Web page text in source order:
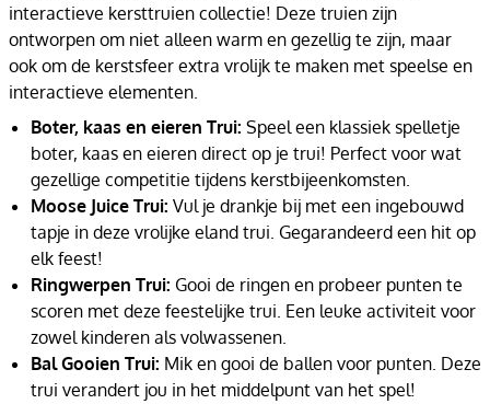
interactieve kersttruien collectie! Deze truien zijn
ontworpen om niet alleen warm en gezellig te zijn, maar
ook om de kerstsfeer extra vrolijk te maken met speelse en
interactieve elementen.
Boter, kaas en eieren Trui: Speel een klassiek spelletje
boter, kaas en eieren direct op je trui! Perfect voor wat
gezellige competitie tijdens kerstbijeenkomsten.
Moose Juice Trui: Vul je drankje bij met een ingebouwd
tapje in deze vrolijke eland trui. Gegarandeerd een hit op
elk feest!
Ringwerpen Trui: Gooi de ringen en probeer punten te
scoren met deze feestelijke trui. Een leuke activiteit voor
zowel kinderen als volwassenen.
Bal Gooien Trui: Mik en gooi de ballen voor punten. Deze
trui verandert jou in het middelpunt van het spel!